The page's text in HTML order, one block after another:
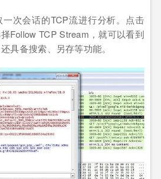
次会话的TCP流进行分析。点击
Follow TCP Stream，就可以看到
具备搜索、另存等功能。